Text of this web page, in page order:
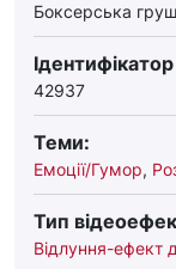
Боксерська
42937
Теми:
Емоції/Гумор,
Тип
Відлуння-ефект